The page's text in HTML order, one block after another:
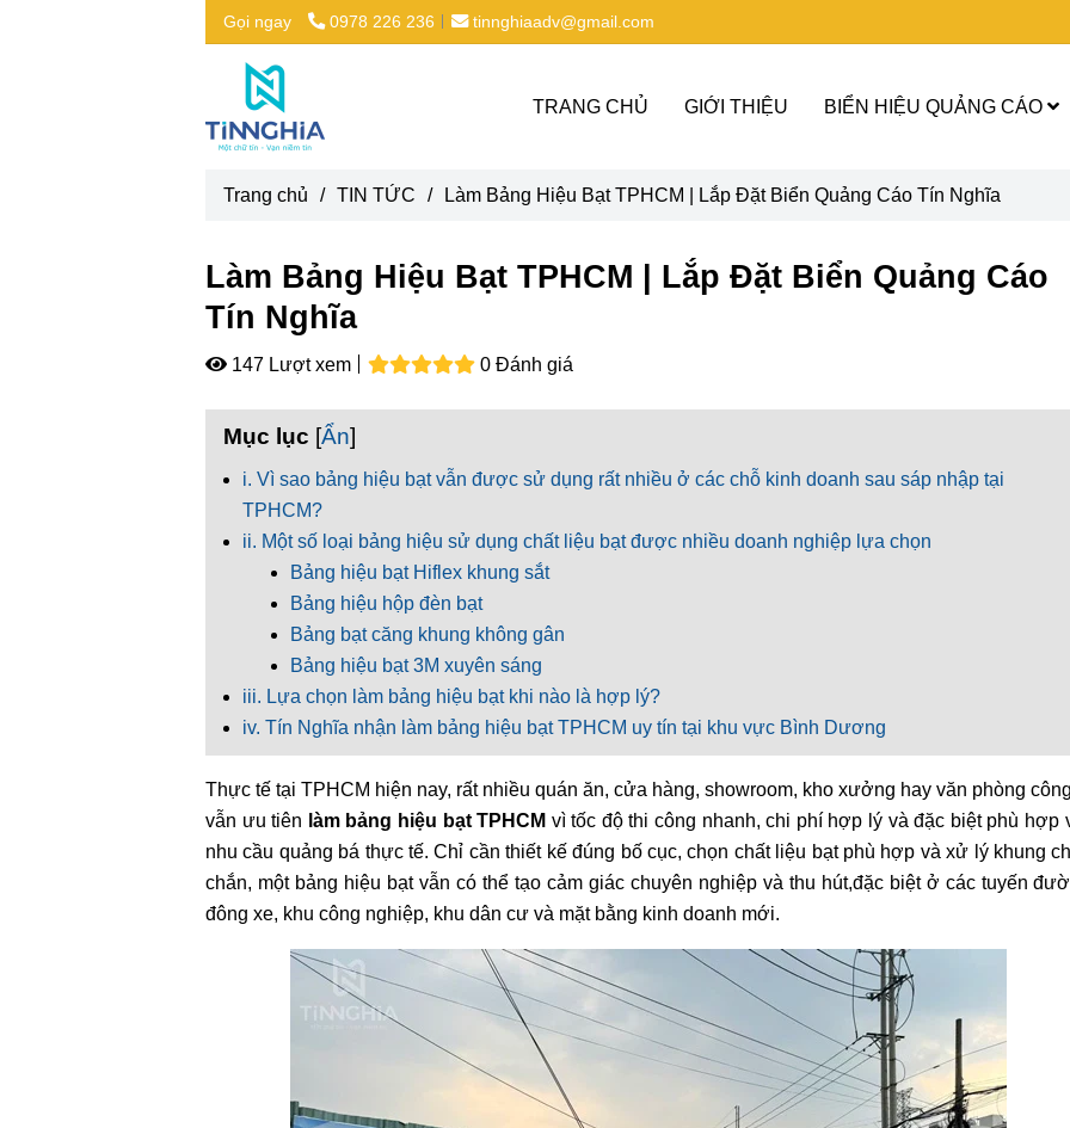
Gọi ngay 0978 226 236 tinnghiaadv@gmail.com
TRANG CHỦ GIỚI THIỆU BIỂN HIỆU QUẢNG CÁO
Trang chủ / TIN TỨC / Làm Bảng Hiệu Bạt TPHCM | Lắp Đặt Biển Quảng Cáo Tín Nghĩa
Làm Bảng Hiệu Bạt TPHCM | Lắp Đặt Biển Quảng Cáo
Tín Nghĩa
147 Lượt xem 0 Đánh giá
Mục lục [Ẩn]
i. Vì sao bảng hiệu bạt vẫn được sử dụng rất nhiều ở các chỗ kinh doanh sau sáp nhập tại
TPHCM?
ii. Một số loại bảng hiệu sử dụng chất liệu bạt được nhiều doanh nghiệp lựa chọn
Bảng hiệu bạt Hiflex khung sắt
Bảng hiệu hộp đèn bạt
Bảng bạt căng khung không gân
Bảng hiệu bạt 3M xuyên sáng
iii. Lựa chọn làm bảng hiệu bạt khi nào là hợp lý?
iv. Tín Nghĩa nhận làm bảng hiệu bạt TPHCM uy tín tại khu vực Bình Dương
Thực tế tại TPHCM hiện nay, rất nhiều quán ăn, cửa hàng, showroom, kho xưởng hay văn phòng
vẫn ưu tiên làm bảng hiệu bạt TPHCM vì tốc độ thi công nhanh, chi phí hợp lý và đặc biệt phù hợp
nhu cầu quảng bá thực tế. Chỉ cần thiết kế đúng bố cục, chọn chất liệu bạt phù hợp và xử lý khung
chắn, một bảng hiệu bạt vẫn có thể tạo cảm giác chuyên nghiệp và thu hút,đặc biệt ở các tuyến
đông xe, khu công nghiệp, khu dân cư và mặt bằng kinh doanh mới.